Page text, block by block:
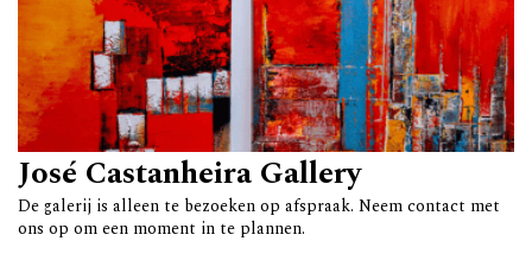
José Castanheira Gallery
De galerij is alleen te bezoeken op afspraak. Neem contact met
ons op om een moment in te plannen.